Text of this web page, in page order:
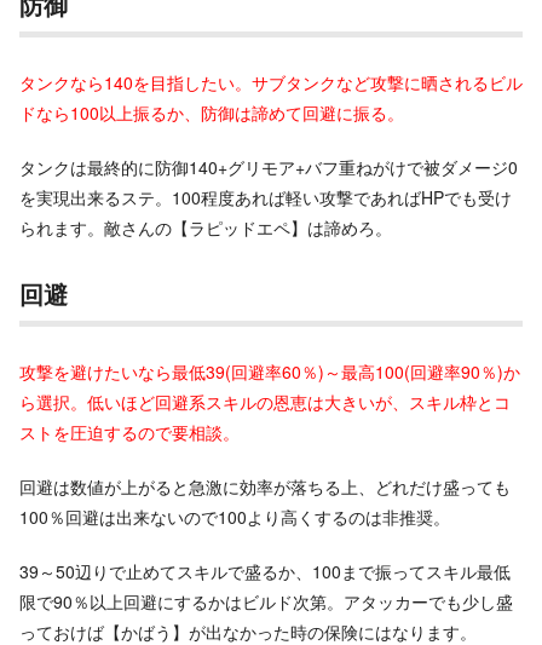
タンクなら140を目指したい。サブタンクなど攻撃に晒されるビル
ドなら100以上振るか、防御は諦めて回避に振る。
タンクは最終的に防御140+グリモア+バフ重ねがけで被ダメージ0
を実現出来るステ。100程度あれば軽い攻撃であればHPでも受け
られます。敵さんの【ラピッドエペ】は諦めろ。
回避
攻撃を避けたいなら最低39(回避率60％)～最高100(回避率90％)か
ら選択。低いほど回避系スキルの恩恵は大きいが、スキル枠とコ
ストを圧迫するので要相談。
回避は数値が上がると急激に効率が落ちる上、どれだけ盛っても
100％回避は出来ないので100より高くするのは非推奨。
39～50辺りで止めてスキルで盛るか、100まで振ってスキル最低
限で90％以上回避にするかはビルド次第。アタッカーでも少し盛
っておけば【かばう】が出なかった時の保険にはなります。